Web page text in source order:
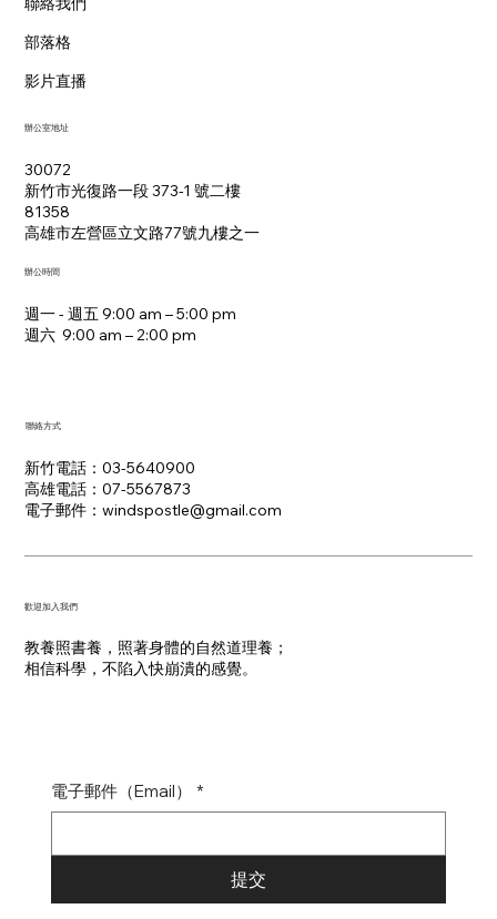
部落格
影片直播
辦公室地址
30072
新竹市光復路一段 373-1 號二樓
81358
​高雄市左營區立文路77號九樓之一
週一 - 週五 9:00 am – 5:00 pm
週六 9:00 am – 2:00 pm​
辦公時間
新竹電話：03-5640900
高雄電話：07-5567873
電子郵件：​windspostle@gmail.com
聯絡方式
​歡迎加入我們
教養照書養，照著身體的自然道理養；
​相信科學，不陷入快崩潰的感覺。
電子郵件（Email） *
提交